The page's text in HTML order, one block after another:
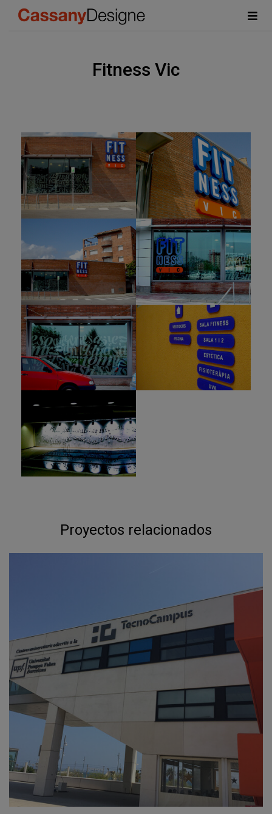
Fitness Vic
Proyectos relacionados